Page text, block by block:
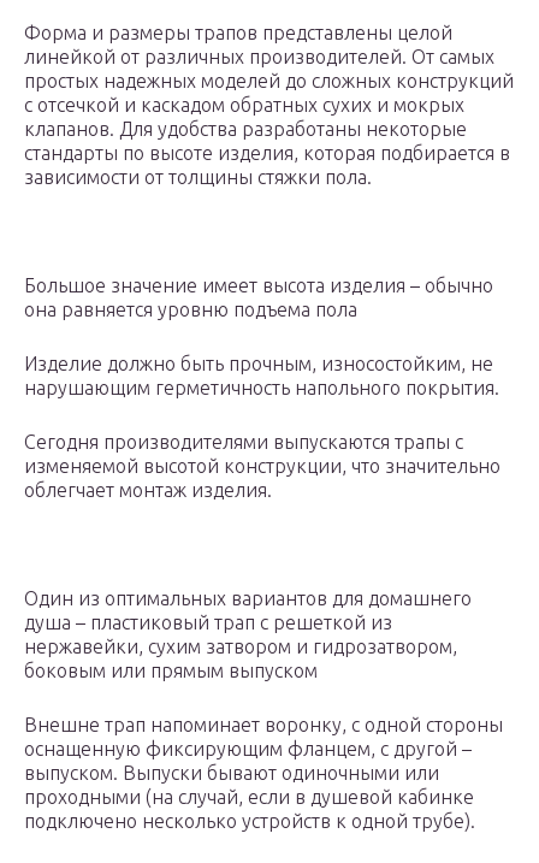
Форма и размеры трапов представлены целой
линейкой от различных производителей. От самых
простых надежных моделей до сложных конструкций
с отсечкой и каскадом обратных сухих и мокрых
клапанов. Для удобства разработаны некоторые
стандарты по высоте изделия, которая подбирается в
зависимости от толщины стяжки пола.
Большое значение имеет высота изделия – обычно
она равняется уровню подъема пола
Изделие должно быть прочным, износостойким, не
нарушающим герметичность напольного покрытия.
Сегодня производителями выпускаются трапы с
изменяемой высотой конструкции, что значительно
облегчает монтаж изделия.
Один из оптимальных вариантов для домашнего
душа – пластиковый трап с решеткой из
нержавейки, сухим затвором и гидрозатвором,
боковым или прямым выпуском
Внешне трап напоминает воронку, с одной стороны
оснащенную фиксирующим фланцем, с другой –
выпуском. Выпуски бывают одиночными или
проходными (на случай, если в душевой кабинке
подключено несколько устройств к одной трубе).